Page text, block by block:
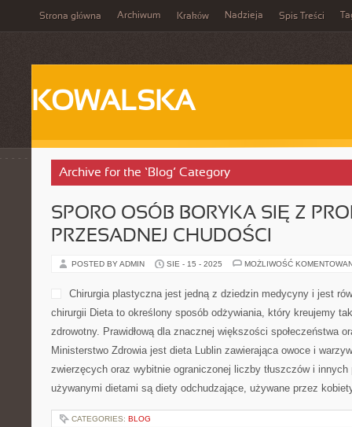
Strona główna Archiwum Kraków Nadzieja Spis Treści
KOWALSKA
Archive for the ‘Blog’ Category
SPORO OSÓB BORYKA SIĘ Z
PRZESADNEJ CHUDOŚCI
POSTED BY ADMIN SIE - 15 - 2025 MOŻLIWOŚĆ
Chirurgia plastyczna jest jedną z dziedzin medycyny i jest
chirurgii Dieta to określony sposób odżywiania, który kreujemy
zdrowotny. Prawidłową dla znacznej większości społeczeństwa
Ministerstwo Zdrowia jest dieta Lublin zawierająca owoce i
zwierzęcych oraz wybitnie ograniczonej liczby tłuszczów i innych
używanymi dietami są diety odchudzające, używane przez
CATEGORIES: BLOG